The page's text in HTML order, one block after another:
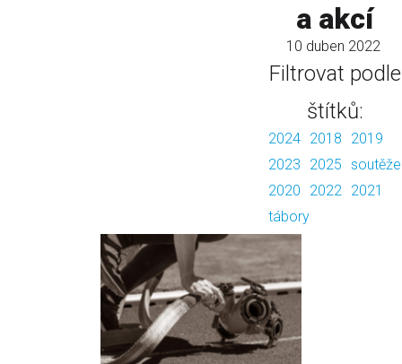
a akcí
10 duben 2022
Filtrovat podle
štítků:
2024 2018
2019
2023
2025 soutěže
2020
2022 2021
tábory